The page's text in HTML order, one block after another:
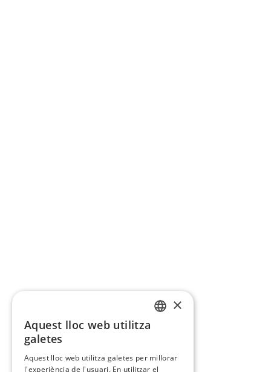
×
Aquest lloc web utilitza
galetes
Aquest lloc web utilitza galetes per millorar
l'experiència de l'usuari. En utilitzar el